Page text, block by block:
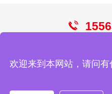
青岛华强电缆有
欢迎来到本网站，请问有